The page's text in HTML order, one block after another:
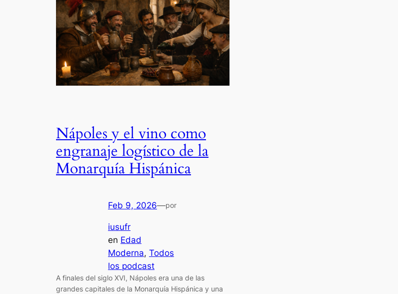
Nápoles y el vino como
engranaje logístico de la
Monarquía Hispánica
Feb 9, 2026—por
iusufr
en Edad
Moderna, Todos
los podcast
A finales del siglo XVI, Nápoles era una de las
grandes capitales de la Monarquía Hispánica y una